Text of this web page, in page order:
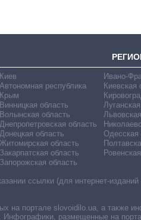
Киев
Автономная республика
Крым
Винницкая область
Волынская область
Днепропетровская область
Донецкая область
Житомирская область
Закарпатская область
Запорожская область
Ивано-
Киевская
Одесская
ссылки (для интернет-
портале slovoidilo.ua, а также
размещенные на